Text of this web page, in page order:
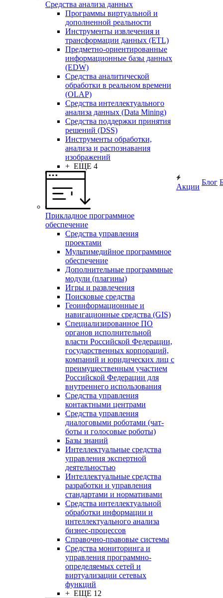
Средства анализа данных
Программы виртуальной и
дополненной реальности
Инструменты извлечения и
трансформации данных (ETL)
Предметно-ориентированные
информационные базы данных
(EDW)
Средства аналитической
обработки в реальном времени
(OLAP)
Средства интеллектуального
анализа данных (Data Mining)
Средства поддержки принятия
решений (DSS)
Инструменты обработки,
анализа и распознавания
изображений
+ ЕЩЕ 4
Прикладное программное
обеспечение
Средства управления
проектами
Мультимедийное программное
обеспечение
Дополнительные программные
модули (плагины)
Игры и развлечения
Поисковые средства
Геоинформационные и
навигационные средства (GIS)
Специализированное ПО
органов исполнительной
власти Российской Федерации,
государственных корпораций,
компаний и юридических лиц с
преимущественным участием
Российской Федерации для
внутреннего использования
Средства управления
контактными центрами
Средства управления
диалоговыми роботами (чат-
боты и голосовые роботы)
Базы знаний
Интеллектуальные средства
управления экспертной
деятельностью
Интеллектуальные средства
разработки и управления
стандартами и нормативами
Средства интеллектуальной
обработки информации и
интеллектуального анализа
бизнес-процессов
Справочно-правовые системы
Средства мониторинга и
управления программно-
определяемых сетей и
виртуализации сетевых
функций
+ ЕЩЕ 12
Акции
Блог